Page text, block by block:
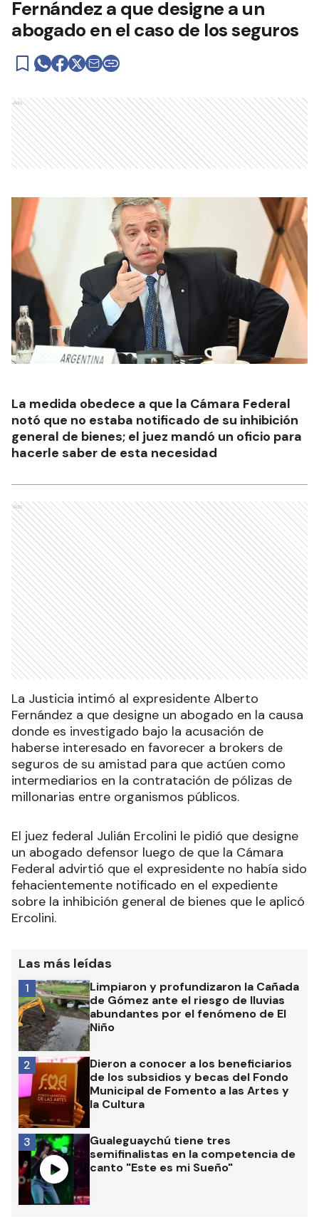
Fernández a que designe a un
abogado en el caso de los seguros
Ads
La medida obedece a que la Cámara Federal
notó que no estaba notificado de su inhibición
general de bienes; el juez mandó un oficio para
hacerle saber de esta necesidad
Ads
La Justicia intimó al expresidente Alberto
Fernández a que designe un abogado en la causa
donde es investigado bajo la acusación de
haberse interesado en favorecer a brokers de
seguros de su amistad para que actúen como
intermediarios en la contratación de pólizas de
millonarias entre organismos públicos.
El juez federal Julián Ercolini le pidió que designe
un abogado defensor luego de que la Cámara
Federal advirtió que el expresidente no había sido
fehacientemente notificado en el expediente
sobre la inhibición general de bienes que le aplicó
Ercolini.
Las más leídas
Limpiaron y profundizaron la Cañada
de Gómez ante el riesgo de lluvias
abundantes por el fenómeno de El
Niño
1
Dieron a conocer a los beneficiarios
de los subsidios y becas del Fondo
Municipal de Fomento a las Artes y
la Cultura
2
Gualeguaychú tiene tres
semifinalistas en la competencia de
canto "Este es mi Sueño"
3